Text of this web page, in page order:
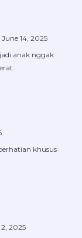
June 14, 2025
anak nggak
khusus
2025